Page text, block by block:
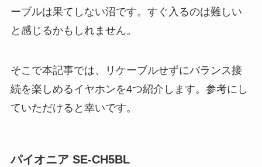
ーブルは果てしない沼です。すぐ入るのは難しい
と感じるかもしれません。
そこで本記事では、リケーブルせずにバランス接
続を楽しめるイヤホンを4つ紹介します。参考にし
ていただけると幸いです。
パイオニア SE-CH5BL